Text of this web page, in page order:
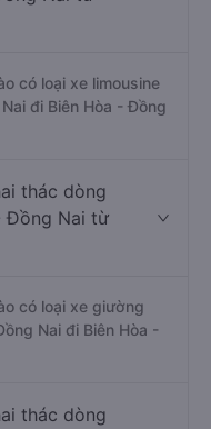
có loại xe limousine
đi Biên Hòa - Đồng
thác dòng
Đồng Nai từ
có loại xe giường
Nai đi Biên Hòa -
thác dòng